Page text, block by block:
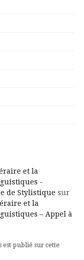
et la
-
de Stylistique sur
et la
– Appel à
est publié sur cette